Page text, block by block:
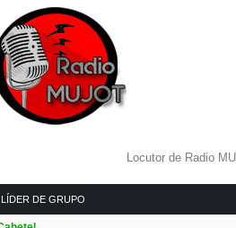
Locutor de Radio
LÍDER DE GRUPO